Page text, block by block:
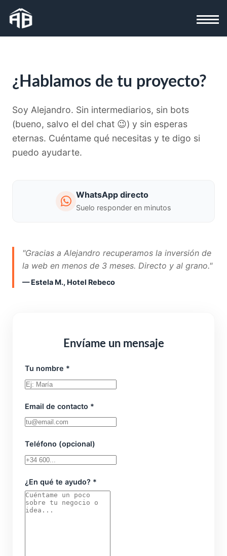
¿Hablamos de tu proyecto?
Soy Alejandro. Sin intermediarios, sin bots
(bueno, salvo el del chat 😉) y sin esperas
eternas. Cuéntame qué necesitas y te digo si
puedo ayudarte.
WhatsApp directo
Suelo responder en minutos
"Gracias a Alejandro recuperamos la inversión de
la web en menos de 3 meses. Directo y al grano."
— Estela M., Hotel Rebeco
Envíame un mensaje
Tu nombre *
Email de contacto *
Teléfono (opcional)
¿En qué te ayudo? *
duda:
Web Apps Software Automatizaciones IA